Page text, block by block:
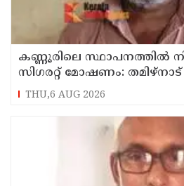
കണ്ണൂരിലെ സ്ഥാപനത്തിൽ
സിഗരറ്റ് മോഷണം:
സെയിൽസ്മാൻ തെങ്കാശിയിൽ
THU,6 AUG 2026